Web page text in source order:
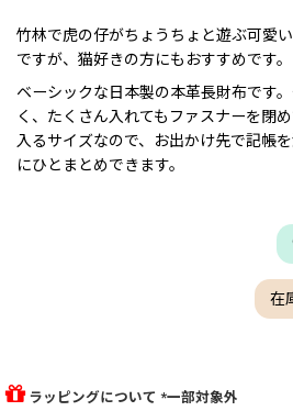
竹林で虎の仔がちょうちょと遊ぶ可愛
ですが、猫好きの方にもおすすめです。
ベーシックな日本製の本革長財布です
く、たくさん入れてもファスナーを閉
入るサイズなので、お出かけ先で記帳
にひとまとめできます。
在
ラッピングについて *一部対象外